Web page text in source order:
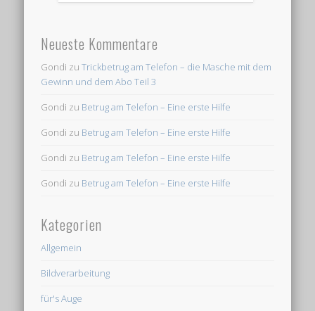
Neueste Kommentare
Gondi zuTrickbetrug am Telefon – die Masche mit dem
Gewinn und dem Abo Teil 3
Gondi zu Betrug am Telefon – Eine erste Hilfe
Gondi zu Betrug am Telefon – Eine erste Hilfe
Gondi zu Betrug am Telefon – Eine erste Hilfe
Gondi zu Betrug am Telefon – Eine erste Hilfe
Kategorien
Allgemein
Bildverarbeitung
für's Auge